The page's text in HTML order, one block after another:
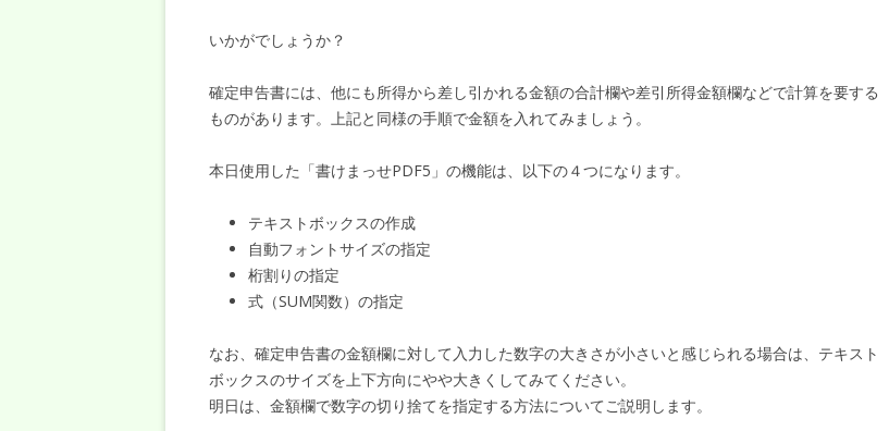
いかがでしょうか？
確定申告書には、他にも所得から差し引かれる金額の合計欄や差引所得金額欄などで計算を要する
ものがあります。上記と同様の手順で金額を入れてみましょう。
本日使用した「書けまっせPDF5」の機能は、以下の４つになります。
テキストボックスの作成
自動フォントサイズの指定
桁割りの指定
式（SUM関数）の指定
なお、確定申告書の金額欄に対して入力した数字の大きさが小さいと感じられる場合は、テキスト
ボックスのサイズを上下方向にやや大きくしてみてください。
明日は、金額欄で数字の切り捨てを指定する方法についてご説明します。